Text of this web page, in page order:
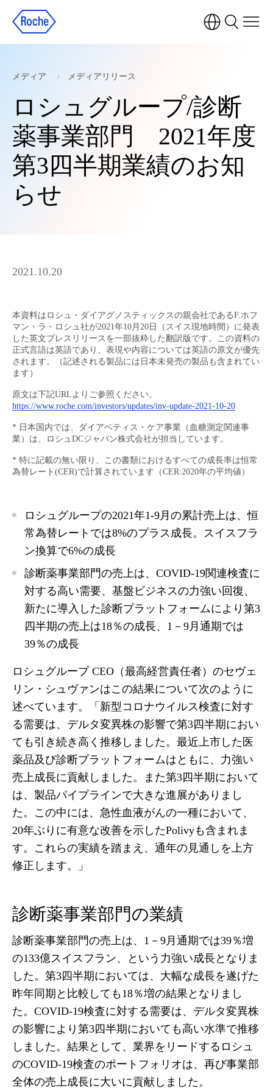
メディア メディアリリース
ロシュグループ/診断
薬事業部門 2021年度
第3四半期業績のお知
らせ
2021.10.20
本資料はロシュ・ダイアグノスティックスの親会社であるF.ホフ
マン・ラ・ロシュ社が2021年10月20日（スイス現地時間）に発表
した英文プレスリリースを一部抜粋した翻訳版です。この資料の
正式言語は英語であり、表現や内容については英語の原文が優先
されます。（記述される製品には日本未発売の製品も含まれてい
ます）
原文は下記URLよりご参照ください。
https://www.roche.com/investors/updates/inv-update-2021-10-20
* 日本国内では、ダイアベティス・ケア事業（血糖測定関連事
業）は、ロシュDCジャパン株式会社が担当しています。
* 特に記載の無い限り、この書類におけるすべての成長率は恒常
為替レート(CER)で計算されています（CER:2020年の平均値）
ロシュグループの2021年1-9月の累計売上は、恒
常為替レートでは8%のプラス成長。スイスフラ
ン換算で6%の成長
診断薬事業部門の売上は、COVID-19関連検査に
対する高い需要、基盤ビジネスの力強い回復、
新たに導入した診断プラットフォームにより第3
四半期の売上は18％の成長、1－9月通期では
39％の成長
ロシュグループ CEO（最高経営責任者）のセヴェ
リン・シュヴァンはこの結果について次のように
述べています。「新型コロナウイルス検査に対す
る需要は、デルタ変異株の影響で第3四半期におい
ても引き続き高く推移しました。最近上市した医
薬品及び診断プラットフォームはともに、力強い
売上成長に貢献しました。また第3四半期において
は、製品パイプラインで大きな進展がありまし
た。この中には、急性血液がんの一種において、
20年ぶりに有意な改善を示したPolivyも含まれま
す。これらの実績を踏まえ、通年の見通しを上方
修正します。」
診断薬事業部門の業績
診断薬事業部門の売上は、1－9月通期では39％増
の133億スイスフラン、という力強い成長となりま
した。第3四半期においては、大幅な成長を遂げた
昨年同期と比較しても18％増の結果となりまし
た。COVID-19検査に対する需要は、デルタ変異株
の影響により第3四半期においても高い水準で推移
しました。結果として、業界をリードするロシュ
のCOVID-19検査のポートフォリオは、再び事業部
全体の売上成長に大いに貢献しました。